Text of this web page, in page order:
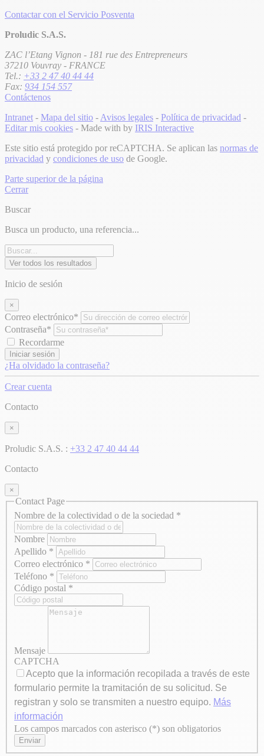
Contactar con el Servicio Posventa
Proludic S.A.S.
ZAC l’Etang Vignon - 181 rue des Entrepreneurs
37210 Vouvray - FRANCE
Tel.: +33 2 47 40 44 44
Fax: 934 154 557
Contáctenos
Intranet - Mapa del sitio - Avisos legales - Política de privacidad -
Editar mis cookies - Made with by IRIS Interactive
Este sitio está protegido por reCAPTCHA. Se aplican las normas de
privacidad y condiciones de uso de Google.
Parte superior de la página
Cerrar
Buscar
Busca un producto, una referencia...
Ver todos los resultados
Inicio de sesión
×
Correo electrónico*
Contraseña*
Recordarme
Iniciar sesión
¿Ha olvidado la contraseña?
Crear cuenta
Contacto
×
Proludic S.A.S. : +33 2 47 40 44 44
Contacto
×
Contact Page
Nombre de la colectividad o de la sociedad *
Nombre
Apellido *
Correo electrónico *
Teléfono *
Código postal *
Mensaje
CAPTCHA
Acepto que la información recopilada a través de este
formulario permite la tramitación de su solicitud. Se
registran y solo se transmiten a nuestro equipo. Más
información
Axeptio consent
Los campos marcados con asterisco (*) son obligatorios
Enviar